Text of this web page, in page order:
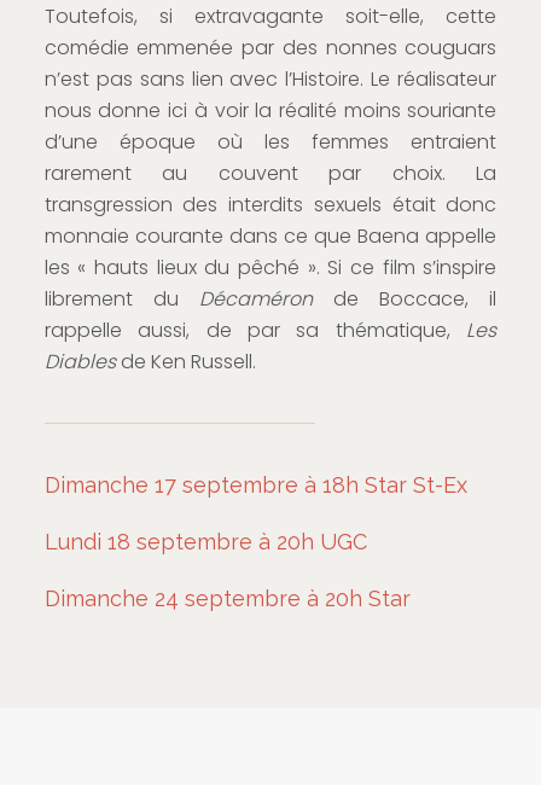
Toutefois, si extravagante soit-elle, cette
comédie emmenée par des nonnes couguars
n’est pas sans lien avec l’Histoire. Le réalisateur
nous donne ici à voir la réalité moins souriante
d’une époque où les femmes entraient
rarement au couvent par choix. La
transgression des interdits sexuels était donc
monnaie courante dans ce que Baena appelle
les « hauts lieux du pêché ». Si ce film s’inspire
librement du Décaméronde Boccace, il
rappelle aussi, de par sa thématique, Les
Diablesde Ken Russell.
Dimanche 17 septembre à 18h Star St-Ex
Lundi 18 septembre à 20h UGC
Dimanche 24 septembre à 20h Star